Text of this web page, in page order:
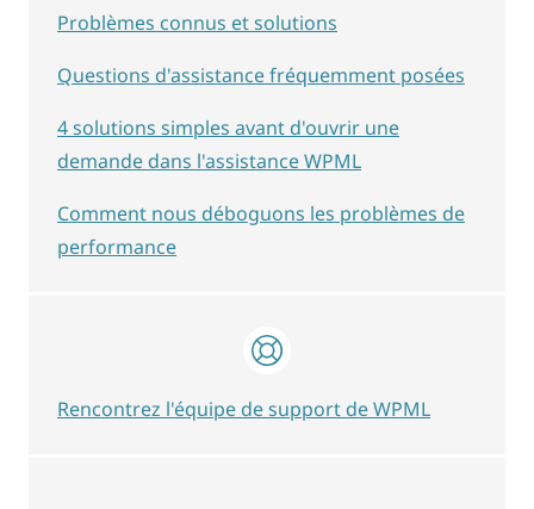
Problèmes connus et solutions
Questions d'assistance fréquemment posées
4 solutions simples avant d'ouvrir une
demande dans l'assistance WPML
Comment nous déboguons les problèmes de
performance
Rencontrez l'équipe de support de WPML